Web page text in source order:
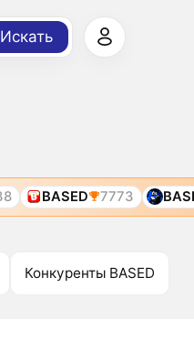
Искать
BASED 7773 BASEY
Конкуренты BASED